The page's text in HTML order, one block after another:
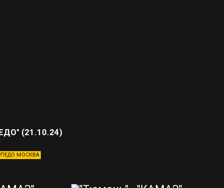
(21.10.24)
МОСКВА